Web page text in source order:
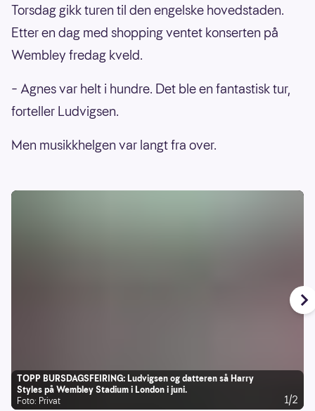
Torsdag gikk turen til den engelske hovedstaden.
Etter en dag med shopping ventet konserten på
Wembley fredag kveld.
– Agnes var helt i hundre. Det ble en fantastisk tur,
forteller Ludvigsen.
Men musikkhelgen var langt fra over.
TOPP BURSDAGSFEIRING: Ludvigsen og datteren så Harry
Styles på Wembley Stadium i London i juni.
Foto: Privat
1/2